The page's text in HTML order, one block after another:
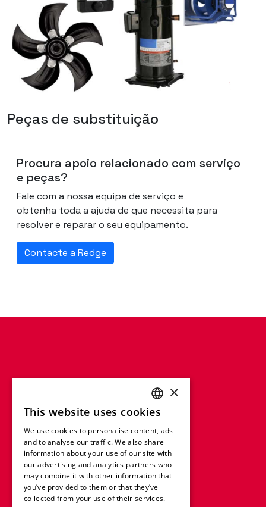
Peças de substituição
Procura apoio relacionado com serviço
e peças?
Fale com a nossa equipa de serviço e
obtenha toda a ajuda de que necessita para
resolver e reparar o seu equipamento.
Contacte a Redge
ENGLISH
FRENCH
GERMAN
ITALIAN
SPANISH
×
This website uses cookies
We use cookies to personalise content, ads
and to analyse our traffic. We also share
information about your use of our site with
our advertising and analytics partners who
may combine it with other information that
you’ve provided to them or that they’ve
collected from your use of their services.